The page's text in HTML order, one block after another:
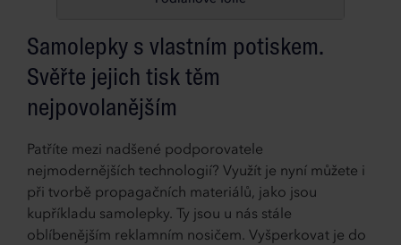
Samolepky s vlastním potiskem.
Svěřte jejich tisk těm
nejpovolanějším
Patříte mezi nadšené podporovatele
nejmodernějších technologií? Využít je nyní můžete i
při tvorbě propagačních materiálů, jako jsou
kupříkladu samolepky. Ty jsou u nás stále
oblíbenějším reklamním nosičem. Vyšperkovat je do